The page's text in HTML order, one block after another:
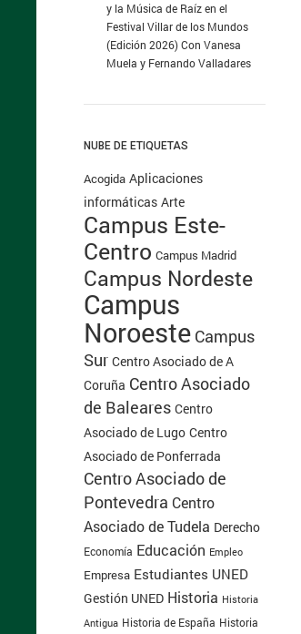
y la Música de Raíz en el
Festival Villar de los Mundos
(Edición 2026) Con Vanesa
Muela y Fernando Valladares
NUBE DE ETIQUETAS
Acogida Aplicaciones
informáticas Arte
Campus Este-
Centro Campus Madrid
Campus Nordeste
Campus
Noroeste Campus
Sur Centro Asociado de A
Coruña Centro Asociado
de Baleares Centro
Asociado de Lugo Centro
Asociado de Ponferrada
Centro Asociado de
Pontevedra Centro
Asociado de Tudela Derecho
Economía Educación Empleo
Empresa Estudiantes UNED
Gestión UNED Historia Historia
Antigua Historia de España Historia